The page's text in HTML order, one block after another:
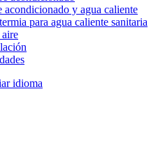
acondicionado y agua caliente
para agua caliente sanitaria
idioma